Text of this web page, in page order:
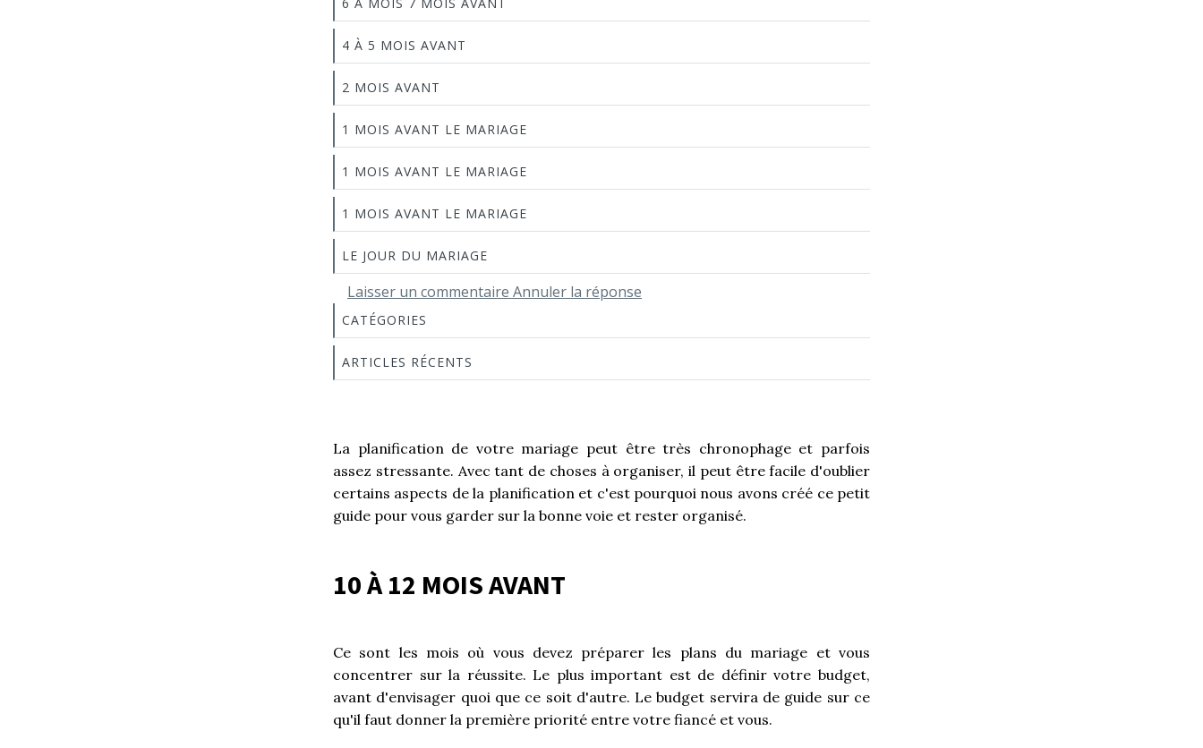
4 À 5 MOIS AVANT
2 MOIS AVANT
1 MOIS AVANT LE MARIAGE
1 MOIS AVANT LE MARIAGE
1 MOIS AVANT LE MARIAGE
LE JOUR DU MARIAGE
Laisser un commentaire Annuler la réponse
CATÉGORIES
ARTICLES RÉCENTS
La planification de votre mariage peut être très chronophage et parfois
assez stressante. Avec tant de choses à organiser, il peut être facile d'oublier
certains aspects de la planification et c'est pourquoi nous avons créé ce petit
guide pour vous garder sur la bonne voie et rester organisé.
10 À 12 MOIS AVANT
Ce sont les mois où vous devez préparer les plans du mariage et vous
concentrer sur la réussite. Le plus important est de définir votre budget,
avant d'envisager quoi que ce soit d'autre. Le budget servira de guide sur ce
qu'il faut donner la première priorité entre votre fiancé et vous.